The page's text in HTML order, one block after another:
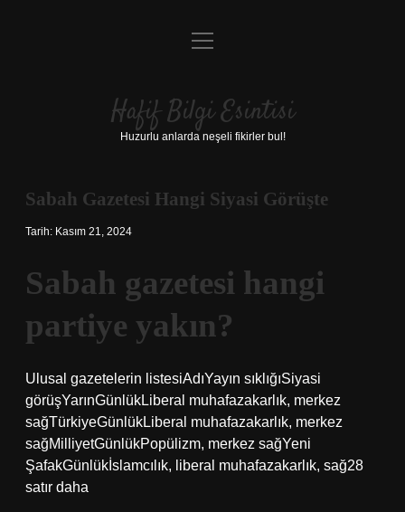
Anasayfa
Yasal Uyarı
menüyü
Hafif Bilgi Esintisi
Huzurlu anlarda neşeli fikirler bul!
Sabah Gazetesi Hangi Siyasi Görüşte
Tarih: Kasım 21, 2024
Sabah gazetesi hangi
partiye yakın?
Ulusal gazetelerin listesiAdıYayın sıklığıSiyasi
görüşYarınGünlükLiberal muhafazakarlık, merkez
sağTürkiyeGünlükLiberal muhafazakarlık, merkez
sağMilliyetGünlükPopülizm, merkez sağYeni
ŞafakGünlükİslamcılık, liberal muhafazakarlık, sağ28
satır daha